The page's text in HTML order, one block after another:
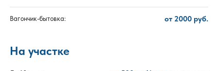
Вагончик-бытовка: от 2000 руб.
На участке